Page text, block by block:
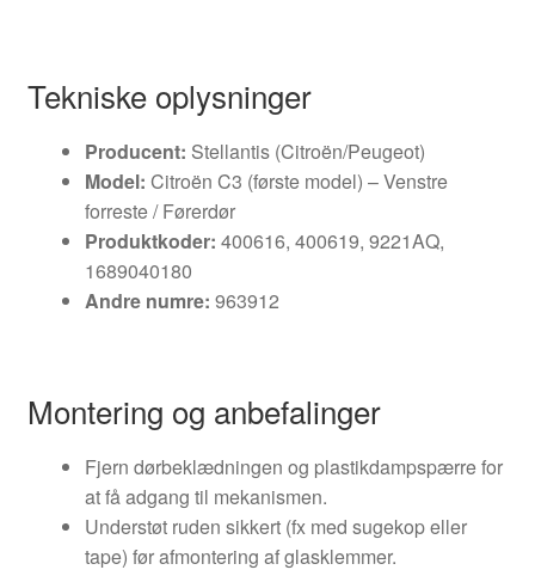
Tekniske oplysninger
Producent: Stellantis (Citroën/Peugeot)
Model: Citroën C3 (første model) – Venstre
forreste / Førerdør
Produktkoder: 400616, 400619, 9221AQ,
1689040180
Andre numre: 963912
Montering og anbefalinger
Fjern dørbeklædningen og plastikdampspærre for
at få adgang til mekanismen.
Understøt ruden sikkert (fx med sugekop eller
tape) før afmontering af glasklemmer.